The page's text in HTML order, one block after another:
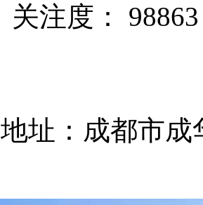
关注度： 98863
地址：成都市成